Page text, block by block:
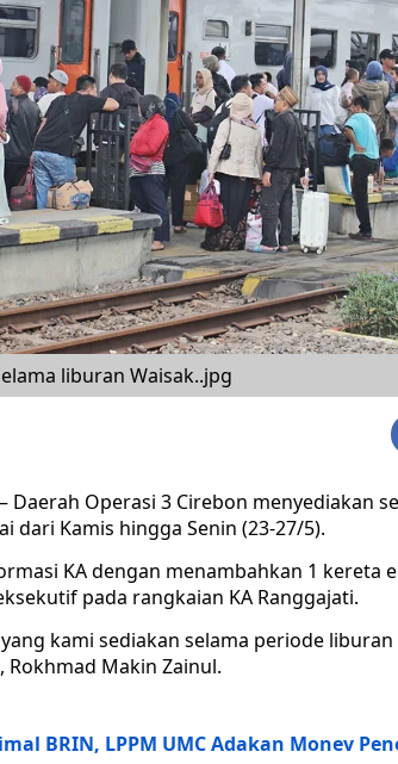
liburan Waisak..jpg
– Daerah Operasi 3 Cirebon menyediakan
dari Kamis hingga Senin (23-27/5).
KA dengan menambahkan 1 kereta
pada rangkaian KA Ranggajati.
kami sediakan selama periode
Rokhmad Makin Zainul.
BRIN, LPPM UMC Adakan Monev